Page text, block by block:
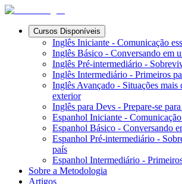
Cursos Disponíveis
Inglês Iniciante - Comunicação
Inglês Básico - Conversando em
Inglês Pré-intermediário -
Inglês Intermediário - Primeiros
Inglês Avançado - Situações mais
exterior
Inglês para Devs - Prepare-se
Espanhol Iniciante - Comunicação
Espanhol Básico - Conversando
Espanhol Pré-intermediário -
país
Espanhol Intermediário -
Sobre a Metodologia
Artigos